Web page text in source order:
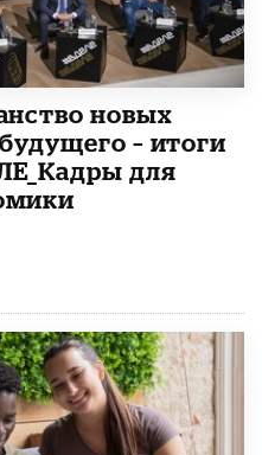
новых
– итоги
для